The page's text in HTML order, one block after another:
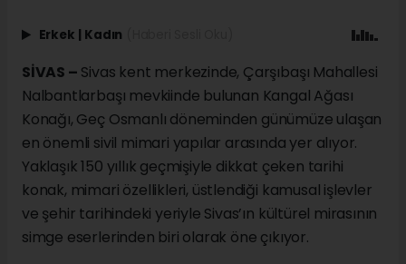
Erkek | Kadın
SİVAS – Sivas kent merkezinde, Çarşıbaşı Mahallesi
Nalbantlarbaşı mevkiinde bulunan Kangal Ağası
Konağı, Geç Osmanlı döneminden günümüze ulaşan
en önemli sivil mimari yapılar arasında yer alıyor.
Yaklaşık 150 yıllık geçmişiyle dikkat çeken tarihi
konak, mimari özellikleri, üstlendiği kamusal işlevler
ve şehir tarihindeki yeriyle Sivas’ın kültürel mirasının
simge eserlerinden biri olarak öne çıkıyor.